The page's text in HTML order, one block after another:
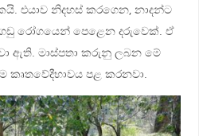
එයාව නිදහස් කරගෙන, නාදන්ට
රෝගයෙන් පෙළෙන දරුවෙක්. ඒ
ඇති. මාස්පතා කරුනු ලබන මේ
පළ කරනවා.